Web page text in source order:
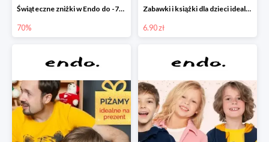
Świąteczne zniżki w Endo do -70%
70%
Zabawki i książki dla dzieci idealne na prezent w Endo od 6,90 zł
6.90 zł